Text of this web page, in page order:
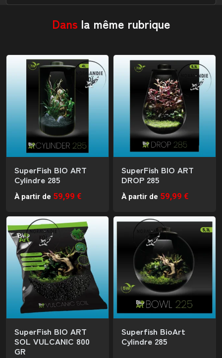
Dans la même rubrique
SuperFish BIO ART
Cylindre 285
À partir de 59,99 €
SuperFish BIO ART
DROP 285
À partir de 59,99 €
SuperFish BIO ART
SOL VULCANIC 800
GR
Superfish BioArt
Cylindre 285